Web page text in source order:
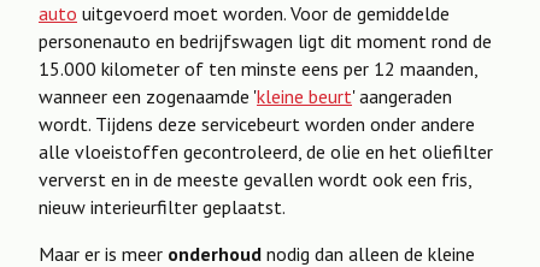
auto uitgevoerd moet worden. Voor de gemiddelde
personenauto en bedrijfswagen ligt dit moment rond de
15.000 kilometer of ten minste eens per 12 maanden,
wanneer een zogenaamde 'kleine beurt' aangeraden
wordt. Tijdens deze servicebeurt worden onder andere
alle vloeistoffen gecontroleerd, de olie en het oliefilter
ververst en in de meeste gevallen wordt ook een fris,
nieuw interieurfilter geplaatst.
Maar er is meer onderhoud nodig dan alleen de kleine